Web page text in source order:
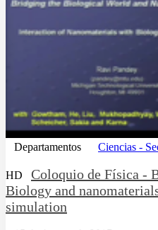
Departamentos Ciencias -
HD
Coloquio de Física -
Biology and
simulation